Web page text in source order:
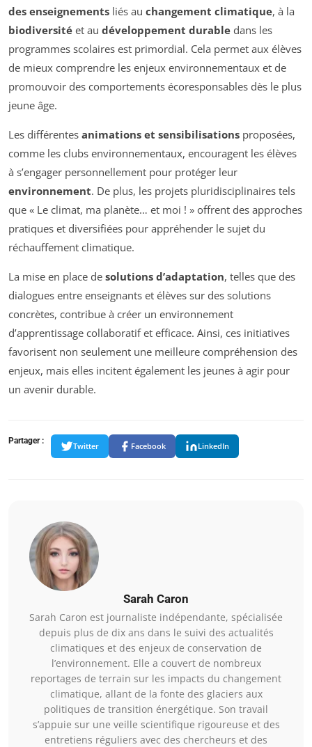
des enseignements liés au changement climatique, à la
biodiversité et au développement durable dans les
programmes scolaires est primordial. Cela permet aux élèves
de mieux comprendre les enjeux environnementaux et de
promouvoir des comportements écoresponsables dès le plus
jeune âge.
Les différentes animations et sensibilisations proposées,
comme les clubs environnementaux, encouragent les élèves
à s’engager personnellement pour protéger leur
environnement. De plus, les projets pluridisciplinaires tels
que « Le climat, ma planète… et moi ! » offrent des approches
pratiques et diversifiées pour appréhender le sujet du
réchauffement climatique.
La mise en place de solutions d’adaptation, telles que des
dialogues entre enseignants et élèves sur des solutions
concrètes, contribue à créer un environnement
d’apprentissage collaboratif et efficace. Ainsi, ces initiatives
favorisent non seulement une meilleure compréhension des
enjeux, mais elles incitent également les jeunes à agir pour
un avenir durable.
Partager :
Twitter Facebook LinkedIn
Sarah Caron
Sarah Caron est journaliste indépendante, spécialisée
depuis plus de dix ans dans le suivi des actualités
climatiques et des enjeux de conservation de
l’environnement. Elle a couvert de nombreux
reportages de terrain sur les impacts du changement
climatique, allant de la fonte des glaciers aux
politiques de transition énergétique. Son travail
s’appuie sur une veille scientifique rigoureuse et des
entretiens réguliers avec des chercheurs et des